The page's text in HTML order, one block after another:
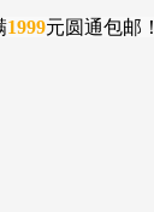
1999元圆通包邮！